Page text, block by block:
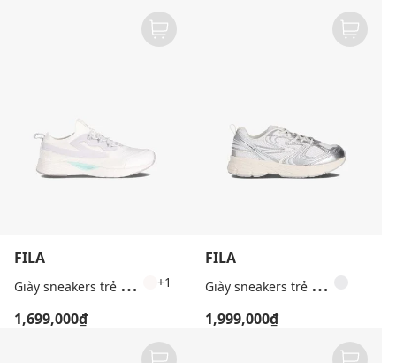
FILA
G
iày sneakers trẻ em cổ thấp Flex Newday +1
1,699,000₫
FILA
G
iày sneakers trẻ em cổ thấp Interun
1,999,000₫